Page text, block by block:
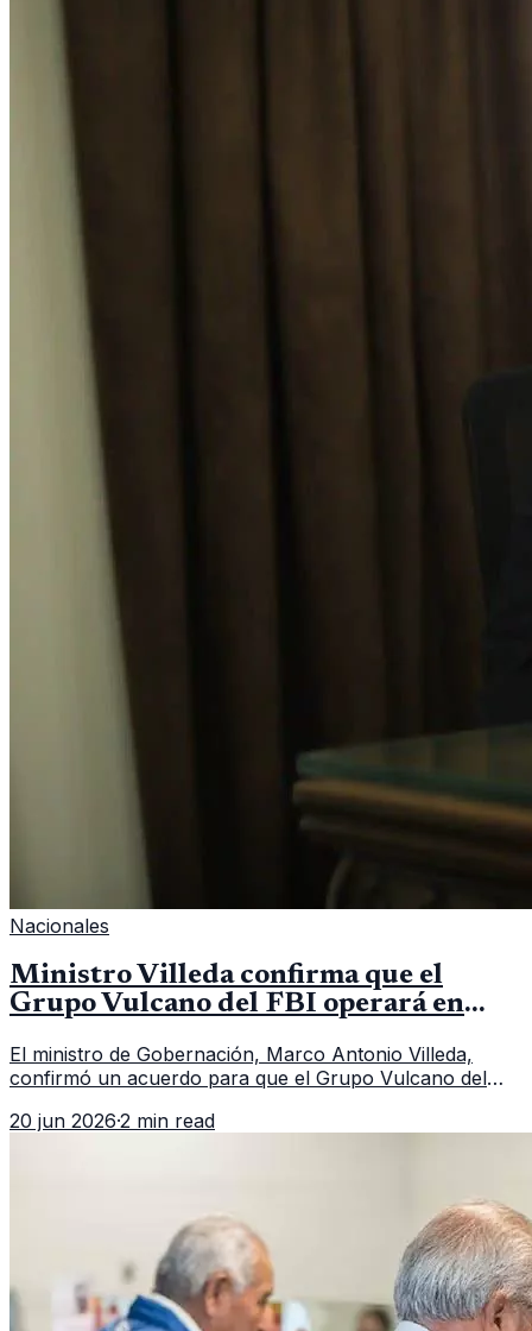
Nacionales
Ministro Villeda confirma que el
Grupo Vulcano del FBI operará en
El ministro de Gobernación, Marco Antonio Villeda,
confirmó un acuerdo para que el Grupo Vulcano del
fallido con la administración anterior del Ministerio
20 jun 2026·2 min read